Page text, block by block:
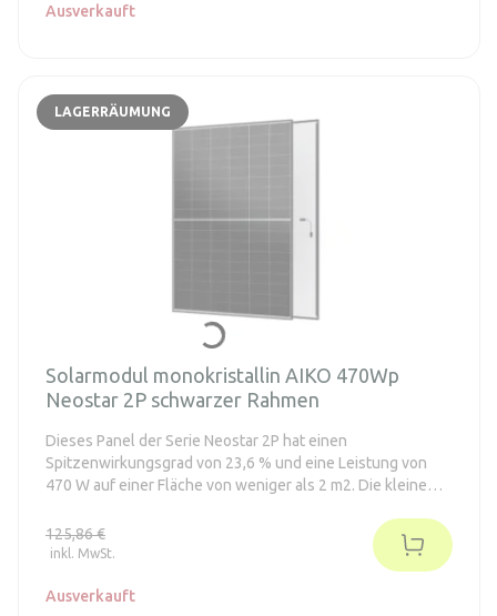
Ausverkauft
LAGERRÄUMUNG
Solarmodul monokristallin AIKO 470Wp
Neostar 2P schwarzer Rahmen
Dieses Panel der Serie Neostar 2P hat einen
Spitzenwirkungsgrad von 23,6 % und eine Leistung von
470 W auf einer Fläche von weniger als 2 m2. Die kleine
und maximale Leistung. Die Standard-ABC-Zellen von AIKO
sind rückseitig kontaktiert und enthalten Silizium des Typs
125,86 €
inkl. MwSt.
Ausverkauft